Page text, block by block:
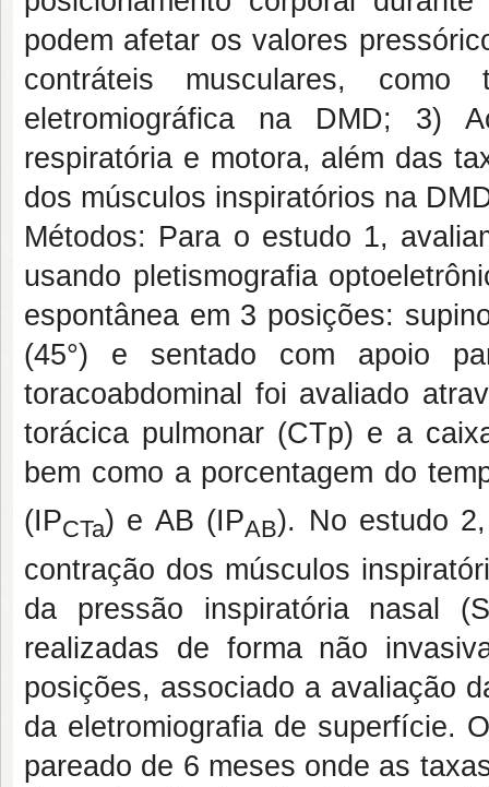
podem afetar os valores
contráteis musculares,
eletromiográfica na DMD; 3)
respiratória e motora, além das
dos músculos inspiratórios na
Métodos: Para o estudo 1,
usando pletismografia
espontânea em 3 posições:
(45°) e sentado com apoio
toracoabdominal foi avaliado
torácica pulmonar (CTp) e a
bem como a porcentagem do
(IPCTa) e AB (IPAB). No estudo
contração dos músculos
da pressão inspiratória nasal
realizadas de forma não
posições, associado a avaliação
da eletromiografia de superfície.
pareado de 6 meses onde as